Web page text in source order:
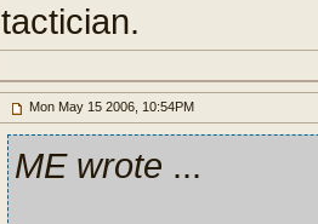
tactician.
Mon May 15 2006, 10:54PM
ME wrote ...